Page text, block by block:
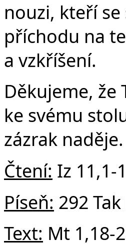
nouzi, kteří
příchodu na
a vzkříšení.
Děkujeme, že
ke svému
zázrak
Čtení: Iz 11,1-
Píseň: 292
Text: Mt 1,18-